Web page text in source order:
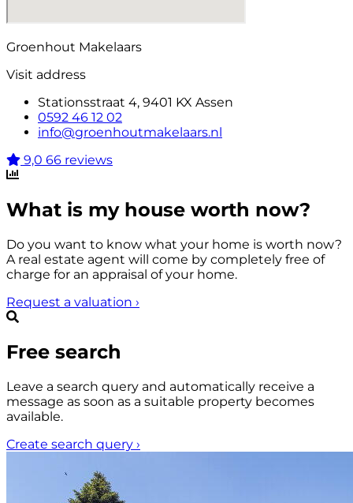
Groenhout Makelaars
Visit address
Stationsstraat 4, 9401 KX Assen
0592 46 12 02
info@groenhoutmakelaars.nl
9,0 66 reviews
What is my house worth now?
Do you want to know what your home is worth now?
A real estate agent will come by completely free of
charge for an appraisal of your home.
Request a valuation ›
Free search
Leave a search query and automatically receive a
message as soon as a suitable property becomes
available.
Create search query ›